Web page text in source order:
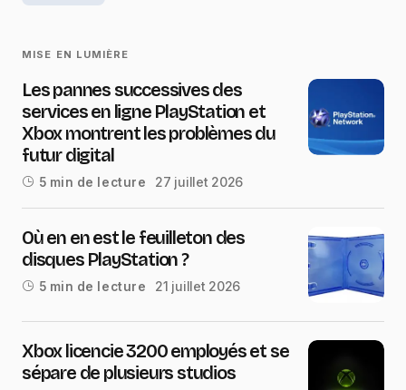
MISE EN LUMIÈRE
Les pannes successives des
services en ligne PlayStation et
Xbox montrent les problèmes du
futur digital
5 min de lecture 27 juillet 2026
Où en en est le feuilleton des
disques PlayStation ?
5 min de lecture 21 juillet 2026
Xbox licencie 3200 employés et se
sépare de plusieurs studios